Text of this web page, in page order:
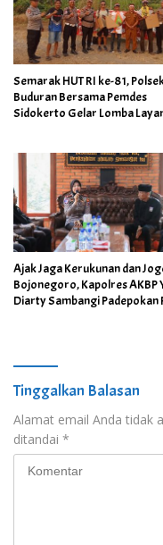
Semarak HUT RI ke-81,
Buduran Bersama Pemdes
Sidokerto Gelar Lomba
Ajak Jaga Kerukunan dan
Bojonegoro, Kapolres AKBP
Diarty Sambangi Padepokan
Tinggalkan Balasan
Alamat email Anda tidak
ditandai *